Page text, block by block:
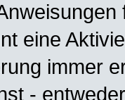
eine
immer
-